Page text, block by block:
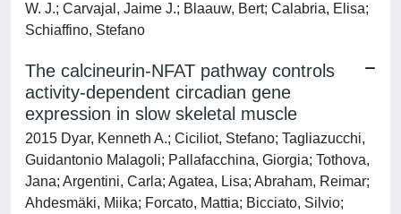
W. J.; Carvajal, Jaime J.; Blaauw, Bert; Calabria, Elisa;
Schiaffino, Stefano
The calcineurin-NFAT pathway controls
activity-dependent circadian gene
expression in slow skeletal muscle
2015 Dyar, Kenneth A.; Ciciliot, Stefano; Tagliazucchi,
Guidantonio Malagoli; Pallafacchina, Giorgia; Tothova,
Jana; Argentini, Carla; Agatea, Lisa; Abraham, Reimar;
Ahdesmäki, Miika; Forcato, Mattia; Bicciato, Silvio;